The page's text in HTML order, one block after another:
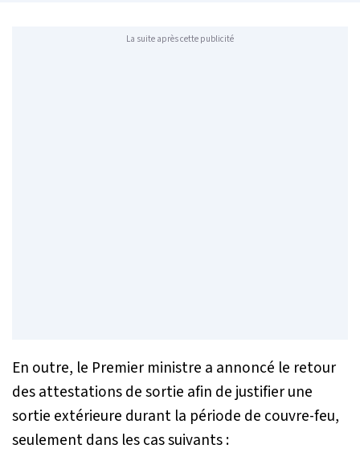
La suite après cette publicité
En outre, le Premier ministre a annoncé le retour
des attestations de sortie afin de justifier une
sortie extérieure durant la période de couvre-feu,
seulement dans les cas suivants :